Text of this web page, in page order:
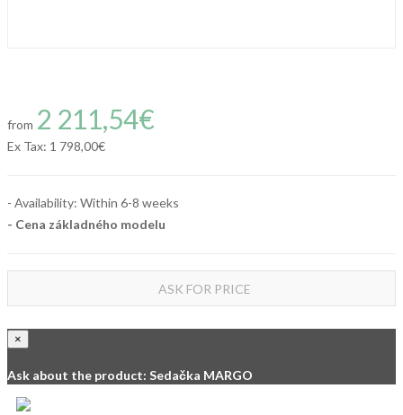
from 2 211,54€
Ex Tax: 1 798,00€
- Availability: Within 6-8 weeks
- Cena základného modelu
ASK FOR PRICE
×
Ask about the product: Sedačka MARGO